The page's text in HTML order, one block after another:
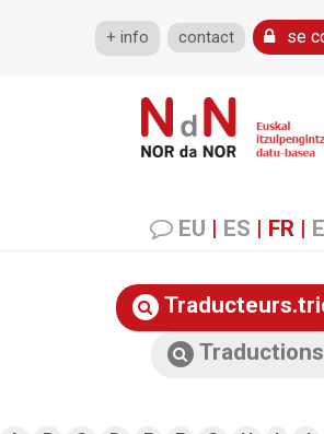
+ info contact se
EU | ES | FR |
Traductions